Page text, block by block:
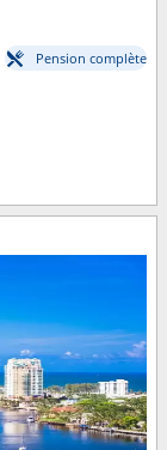
Pension complète